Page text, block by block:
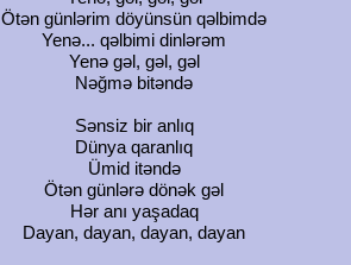
Ötən günlərim döyünsün qəlbimdə
Yenə... qəlbimi dinlərəm
Yenə gəl, gəl, gəl
Nəğmə bitəndə
Sənsiz bir anlıq
Dünya qaranlıq
Ümid itəndə
Ötən günlərə dönək gəl
Hər anı yaşadaq
Dayan, dayan, dayan, dayan